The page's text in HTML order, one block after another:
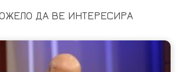
ДА ВЕ ИНТЕРЕСИРА